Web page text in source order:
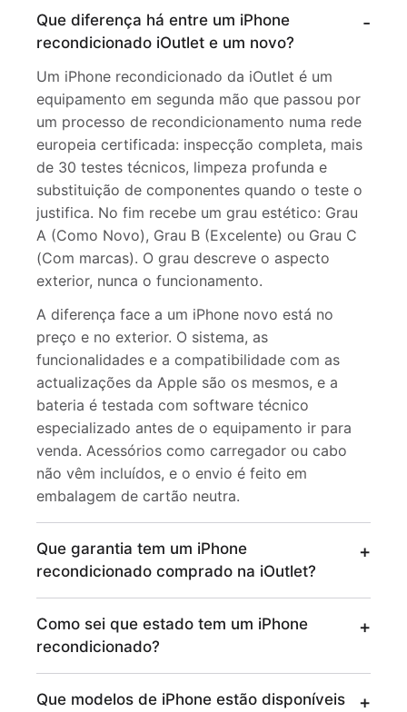
Que diferença há entre um iPhone
recondicionado iOutlet e um novo?
Um iPhone recondicionado da iOutlet é um
equipamento em segunda mão que passou por
um processo de recondicionamento numa rede
europeia certificada: inspecção completa, mais
de 30 testes técnicos, limpeza profunda e
substituição de componentes quando o teste o
justifica. No fim recebe um grau estético: Grau
A (Como Novo), Grau B (Excelente) ou Grau C
(Com marcas). O grau descreve o aspecto
exterior, nunca o funcionamento.
A diferença face a um iPhone novo está no
preço e no exterior. O sistema, as
funcionalidades e a compatibilidade com as
actualizações da Apple são os mesmos, e a
bateria é testada com software técnico
especializado antes de o equipamento ir para
venda. Acessórios como carregador ou cabo
não vêm incluídos, e o envio é feito em
embalagem de cartão neutra.
Que garantia tem um iPhone
recondicionado comprado na iOutlet?
Como sei que estado tem um iPhone
recondicionado?
Que modelos de iPhone estão disponíveis